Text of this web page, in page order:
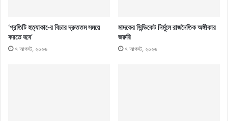
‘প্রতিটি হত্যাকা-ের বিচার দ্রুততম সময়ে
করতে হবে’
৭ আগস্ট, ২০২৬
মাদকের সিন্ডিকেট নির্মূলে রাজনৈতিক অঙ্গীকার
জরুরি
৭ আগস্ট, ২০২৬